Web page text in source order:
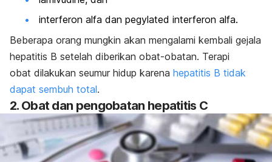
interferon alfa dan pegylated interferon alfa.
Beberapa orang mungkin akan mengalami kembali gejala
hepatitis B setelah diberikan obat-obatan. Terapi
obat dilakukan seumur hidup karena hepatitis B tidak
dapat sembuh total.
2. Obat dan pengobatan hepatitis C